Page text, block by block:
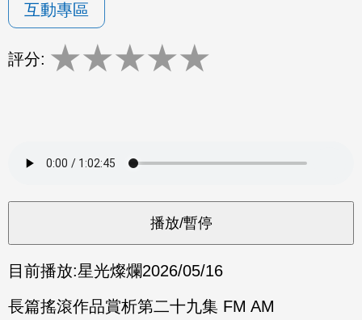
互動專區
評分: ★★★★★
目前播放:星光燦爛2026/05/16
長篇搖滾作品賞析第二十九集 FM AM